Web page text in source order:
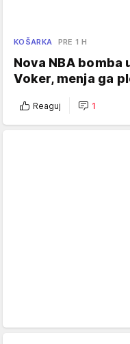
KOŠARKA PRE 1 H
Nova NBA bomba
Voker, menja ga
Reaguj 1